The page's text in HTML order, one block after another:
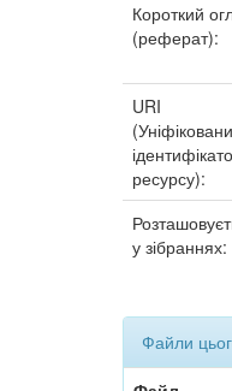
Короткий
(реферат):
URI
ресурсу):
у зібраннях:
Файли